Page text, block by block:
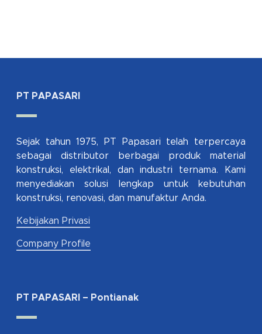
PT PAPASARI
Sejak tahun 1975, PT Papasari telah terpercaya
sebagai distributor berbagai produk material
konstruksi, elektrikal, dan industri ternama. Kami
menyediakan solusi lengkap untuk kebutuhan
konstruksi, renovasi, dan manufaktur Anda.
Kebijakan Privasi
Company Profile
PT PAPASARI – Pontianak